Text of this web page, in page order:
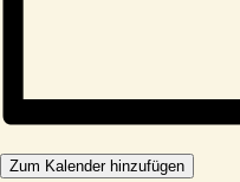
Zum Kalender hinzufügen